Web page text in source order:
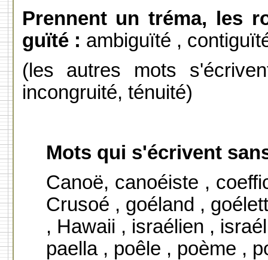
Prennent un tréma, les
guïté : ambiguïté ,
(les autres mots
incongruité, ténuité)
Mots qui s'écrivent
Canoë, canoéiste ,
Crusoé , goéland ,
, Hawaii , israélien ,
paella , poêle , poème ,